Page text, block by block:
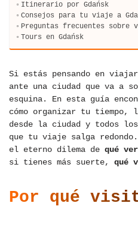
Itinerario por Gdańsk
Consejos para tu viaje a
Preguntas frecuentes sobre
Tours en Gdańsk
Si estás pensando en
ante una ciudad que va a
esquina. En esta guía
cómo organizar tu tiempo,
desde la ciudad y todos
que tu viaje salga
el eterno dilema de qué
si tienes más suerte, qué
Por qué